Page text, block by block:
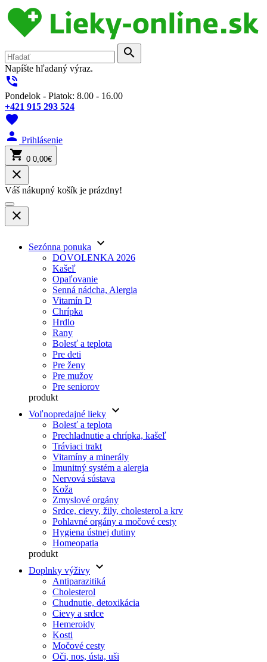
search
Napíšte hľadaný výraz.
phone_in_talk
Pondelok - Piatok: 8.00 - 16.00
+421 915 293 524
favorite
person Prihlásenie
shopping_cart 0 0,00€
close
Váš nákupný košík je prázdny!
close
Sezónna ponuka keyboard_arrow_down
DOVOLENKA 2026
Kašeľ
Opaľovanie
Senná nádcha, Alergia
Vitamín D
Chrípka
Hrdlo
Rany
Bolesť a teplota
Pre deti
Pre ženy
Pre mužov
Pre seniorov
produkt
Voľnopredajné lieky keyboard_arrow_down
Bolesť a teplota
Prechladnutie a chrípka, kašeľ
Tráviaci trakt
Vitamíny a minerály
Imunitný systém a alergia
Nervová sústava
Koža
Zmyslové orgány
Srdce, cievy, žily, cholesterol a krv
Pohlavné orgány a močové cesty
Hygiena ústnej dutiny
Homeopatia
produkt
Doplnky výživy keyboard_arrow_down
Antiparazitiká
Cholesterol
Chudnutie, detoxikácia
Cievy a srdce
Hemeroidy
Kosti
Močové cesty
Oči, nos, ústa, uši